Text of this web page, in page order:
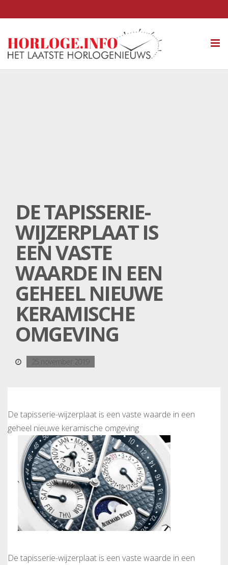
DE TAPISSERIE-
WIJZERPLAAT IS
EEN VASTE
WAARDE IN EEN
GEHEEL NIEUWE
KERAMISCHE
OMGEVING
25 november 2019
De tapisserie-wijzerplaat is een vaste waarde in een
geheel nieuwe keramische omgeving
De tapisserie-wijzerplaat is een vaste waarde in een